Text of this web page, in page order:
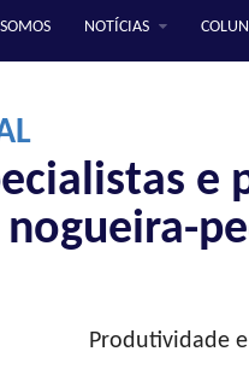
NOTÍCIAS
e
nogueira-
Produtividade